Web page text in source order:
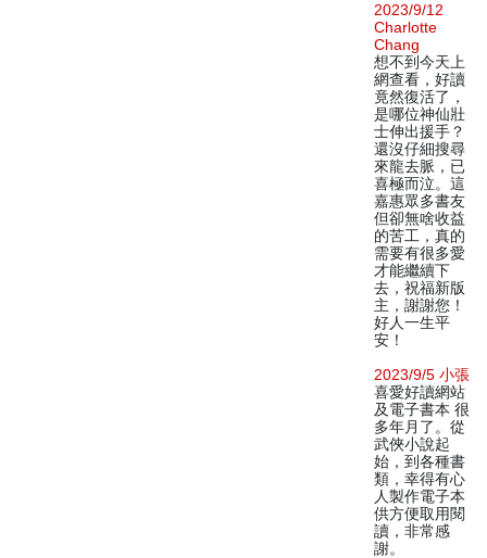
2023/9/12
Charlotte
Chang
想不到今天上
網查看，好讀
竟然復活了，
是哪位神仙壯
士伸出援手？
還沒仔細搜尋
來龍去脈，已
喜極而泣。這
嘉惠眾多書友
但卻無啥收益
的苦工，真的
需要有很多愛
才能繼續下
去，祝福新版
主，謝謝您！
好人一生平
安！
2023/9/5 小張
喜愛好讀網站
及電子書本 很
多年月了。從
武俠小說起
始，到各種書
類，幸得有心
人製作電子本
供方便取用閱
讀，非常感
謝。